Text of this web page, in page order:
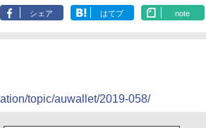
シェア はてブ note
topic/auwallet/2019-058/